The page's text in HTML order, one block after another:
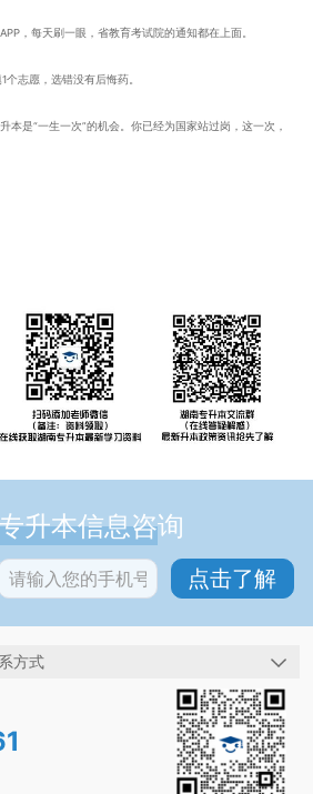
，每天刷一眼，省教育考试院的通知都在上面。
志愿，选错没有后悔药。
本是“一生一次”的机会。你已经为国家站过岗，这一次，
升本信息咨询
方式